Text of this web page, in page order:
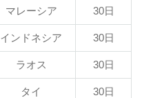
マレーシア 30日
インドネシア 30日
ラオス 30日
タイ 30日